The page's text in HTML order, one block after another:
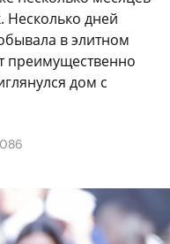
дней
в элитном
преимущественно
дом с